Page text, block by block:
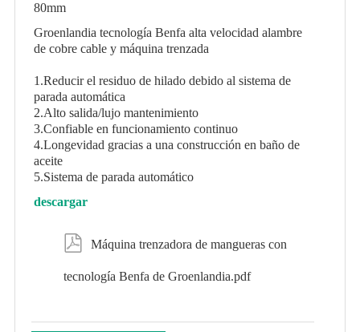
80mm
Groenlandia tecnología Benfa alta velocidad alambre
de cobre cable y máquina trenzada
1.Reducir el residuo de hilado debido al sistema de
parada automática
2.Alto salida/lujo mantenimiento
3.Confiable en funcionamiento continuo
4.Longevidad gracias a una construcción en baño de
aceite
5.Sistema de parada automático
descargar
 Máquina trenzadora de mangueras con
tecnología Benfa de Groenlandia.pdf